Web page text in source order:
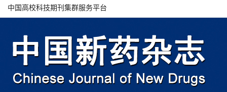
中国高校科技期刊集群服务平台